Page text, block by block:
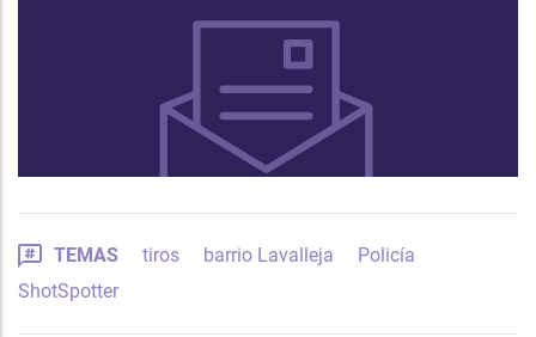
TEMAS tiros barrio Lavalleja
Policía
ShotSpotter